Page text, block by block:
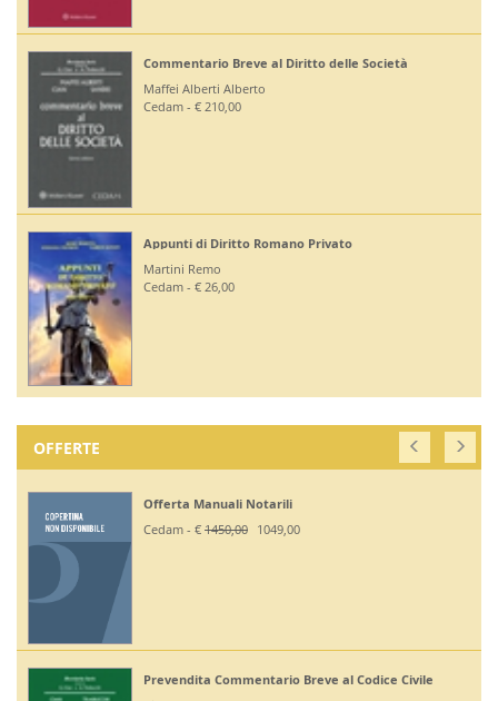
Commentario Breve al Diritto delle Società
Maffei Alberti Alberto
Cedam - € 210,00
Appunti di Diritto Romano Privato
Martini Remo
Cedam - € 26,00
OFFERTE
Offerta Manuali Notarili
Cedam - €1450,00 1049,00
Prevendita Commentario Breve al Codice Civile